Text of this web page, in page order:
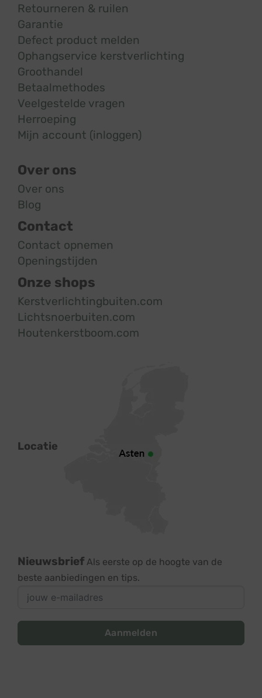
Retourneren & ruilen
Garantie
Defect product melden
Ophangservice kerstverlichting
Groothandel
Betaalmethodes
Veelgestelde vragen
Herroeping
Mijn account (inloggen)
Over ons
Over ons
Blog
Contact
Contact opnemen
Openingstijden
Onze shops
Kerstverlichtingbuiten.com
Lichtsnoerbuiten.com
Houtenkerstboom.com
Locatie
Nieuwsbrief Als eerste op de hoogte van de
beste aanbiedingen en tips.
Aanmelden